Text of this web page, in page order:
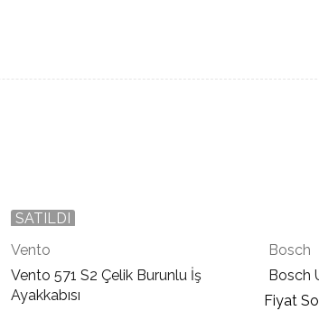
SATILDI
Vento
Vento 571 S2 Çelik Burunlu İş
Ayakkabısı
Bosch
Bosch
Fiyat